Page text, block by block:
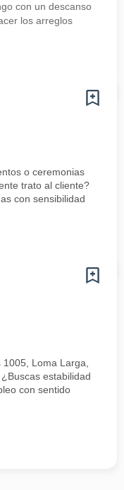
con un descanso
los arreglos
o ceremonias
trato al cliente?
con sensibilidad
Loma Larga,
estabilidad
con sentido